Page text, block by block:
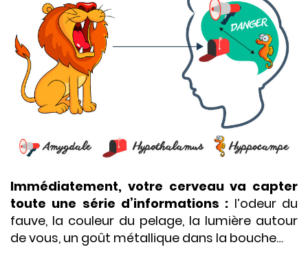
Immédiatement, votre cerveau va capter
toute une série d’informations : l’odeur du
fauve, la couleur du pelage, la lumière autour
de vous, un goût métallique dans la bouche…